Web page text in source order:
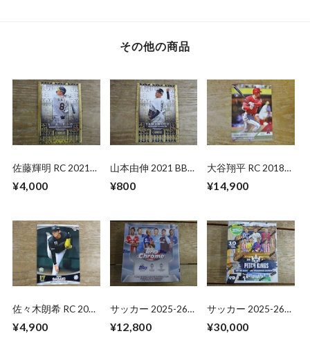
その他の商品
佐藤輝明 RC 2021
¥4,000
山本由伸 2021 BBM
¥800
大谷翔平 RC 2018
03.29.18 (日本語
¥14,900
佐々木朗希 RC 2020
¥4,900
サッカー 2025-26
UCC MEGA BOX 未
¥12,800
サッカー 2025-26
KINGS HOBBY
¥30,000